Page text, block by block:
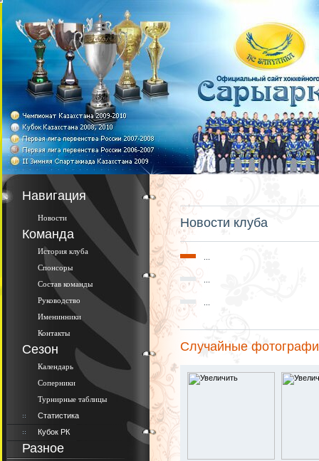
Навигация
Новости
Команда
История клуба
Спонсоры
Состав команды
Руководство
Именинники
Контакты
Сезон
Календарь
Соперники
Турнирные таблицы
Статистика
Кубок РК
Разное
Новости клуба
Случайные